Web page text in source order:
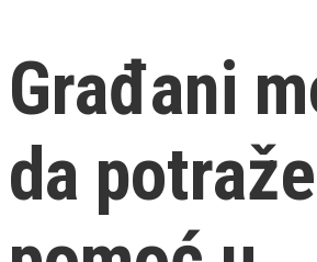
Građani
da potraže